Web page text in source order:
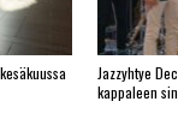
Jazzyhtye
kappaleen